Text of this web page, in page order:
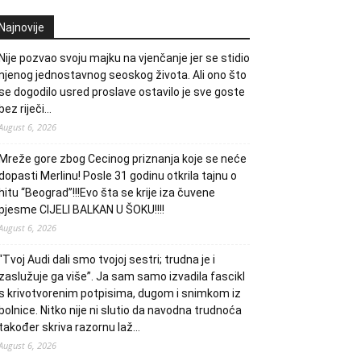
Najnovije
Nije pozvao svoju majku na vjenčanje jer se stidio
jednostavnog seoskog života. Ali ono što
dogodilo usred proslave ostavilo je sve goste
bez riječi…
6, 2026
Mreže gore zbog Cecinog priznanja koje se neće
Merlinu! Posle 31 godinu otkrila tajnu o
hitu “Beograd”!!!Evo šta se krije iza čuvene
CIJELI BALKAN U ŠOKU!!!!
6, 2026
Audi dali smo tvojoj sestri; trudna je i
zaslužuje ga više”. Ja sam samo izvadila fascikl
krivotvorenim potpisima, dugom i snimkom iz
bolnice. Nitko nije ni slutio da navodna trudnoća
također skriva razornu laž…
6, 2026